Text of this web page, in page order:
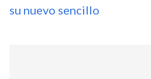
su nuevo sencillo